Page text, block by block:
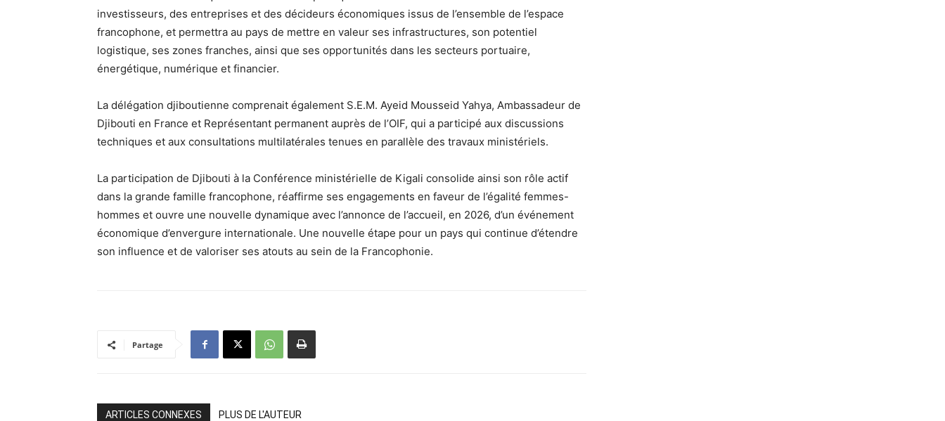
investisseurs, des entreprises et des décideurs économiques issus de l’ensemble de l’espace
francophone, et permettra au pays de mettre en valeur ses infrastructures, son potentiel
logistique, ses zones franches, ainsi que ses opportunités dans les secteurs portuaire,
énergétique, numérique et financier.
La délégation djiboutienne comprenait également S.E.M. Ayeid Mousseid Yahya, Ambassadeur de
Djibouti en France et Représentant permanent auprès de l’OIF, qui a participé aux discussions
techniques et aux consultations multilatérales tenues en parallèle des travaux ministériels.
La participation de Djibouti à la Conférence ministérielle de Kigali consolide ainsi son rôle actif
dans la grande famille francophone, réaffirme ses engagements en faveur de l’égalité femmes-
hommes et ouvre une nouvelle dynamique avec l’annonce de l’accueil, en 2026, d’un événement
économique d’envergure internationale. Une nouvelle étape pour un pays qui continue d’étendre
son influence et de valoriser ses atouts au sein de la Francophonie.
Partage
ARTICLES CONNEXES PLUS DE L'AUTEUR